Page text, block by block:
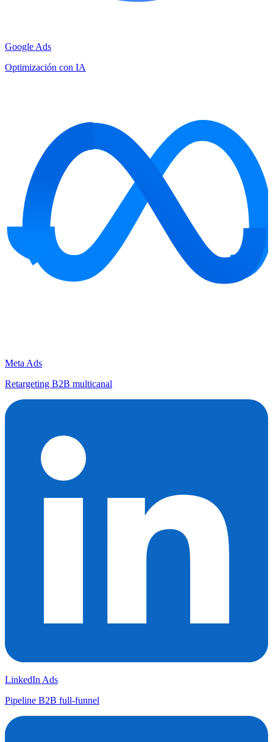
Google Ads
Optimización con IA
Meta Ads
Retargeting B2B multicanal
LinkedIn Ads
Pipeline B2B full-funnel